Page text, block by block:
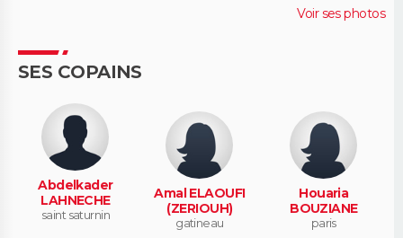
Voir ses photos
SES COPAINS
Abdelkader
LAHNECHE
saint saturnin
Amal ELAOUFI
(ZERIOUH)
gatineau
Houaria
BOUZIANE
paris